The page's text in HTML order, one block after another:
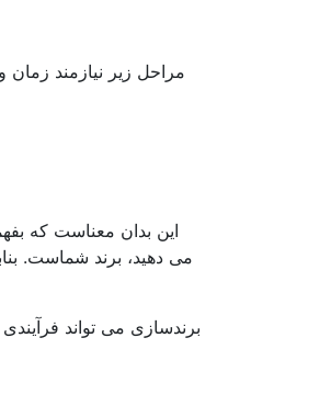
این بدان معناست که
می دهید، برند شماست.
برندسازی می تواند